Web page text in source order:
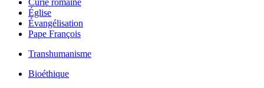
Curie romaine
Église
Évangélisation
Pape François
Transhumanisme
Bioéthique